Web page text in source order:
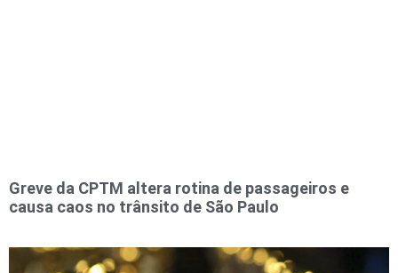
Greve da CPTM altera rotina de passageiros e
causa caos no trânsito de São Paulo